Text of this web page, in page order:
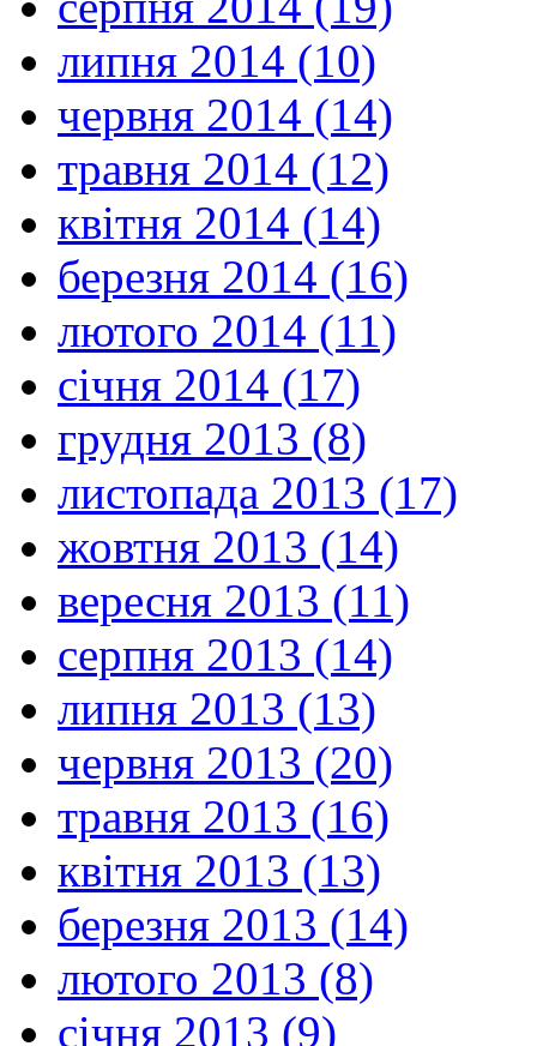
липня 2014 (10)
червня 2014 (14)
травня 2014 (12)
квітня 2014 (14)
березня 2014 (16)
лютого 2014 (11)
січня 2014 (17)
грудня 2013 (8)
листопада 2013 (17)
жовтня 2013 (14)
вересня 2013 (11)
серпня 2013 (14)
липня 2013 (13)
червня 2013 (20)
травня 2013 (16)
квітня 2013 (13)
березня 2013 (14)
лютого 2013 (8)
січня 2013 (9)